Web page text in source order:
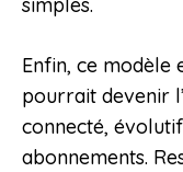
simples.
Enfin, ce modèle
pourrait devenir
connecté,
abonnements.